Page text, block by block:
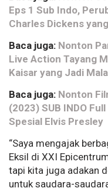
Eps 1 Sub Indo,
Charles Dickens
Baca juga: Nonton
Live Action Tayang
Kaisar yang Jadi
Baca juga: Nonton
(2023) SUB INDO
Spesial Elvis Presley
“Saya mengajak
Eksil di XXI
tapi kita juga adakan
untuk saudara-